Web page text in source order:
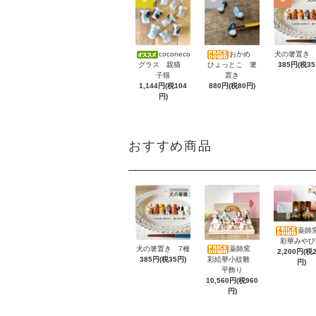
coconeco
グラス 親猫
子猫
1,144円(税104
円)
おかめ
ひょっとこ 箸
置き
880円(税80円)
犬の箸置き
385円(税35
おすすめ商品
犬の箸置き 7種
385円(税35円)
薬師窯
彩絵華小紋雛
平飾り
10,560円(税960
円)
薬師
彩華みや
2,200円(税
円)